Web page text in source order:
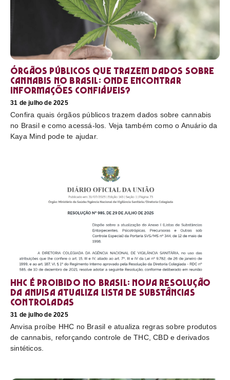
Órgãos públicos que trazem dados sobre
cannabis no Brasil: onde encontrar
informações confiáveis?
31 de julho de 2025
Confira quais órgãos públicos trazem dados sobre cannabis
no Brasil e como acessá-los. Veja também como o Anuário da
Kaya Mind pode te ajudar.
HHC é proibido no Brasil: nova resolução
da Anvisa atualiza lista de substâncias
controladas
31 de julho de 2025
Anvisa proíbe HHC no Brasil e atualiza regras sobre produtos
de cannabis, reforçando controle de THC, CBD e derivados
sintéticos.